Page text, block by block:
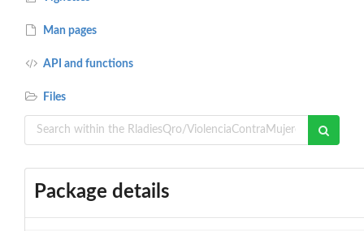
Man pages
API and functions
Files
Package details